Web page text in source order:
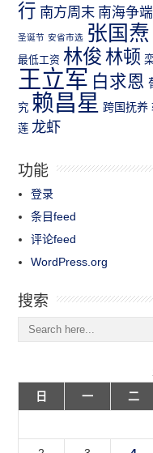
行 南方周末 南海争端
圣诞节 安省市选 张国焘
最低工资 林俊 林顿
王立军 白求恩
究 赖昌星 跨国抚养
莲 龙虾
功能
登录
条目feed
评论feed
WordPress.org
搜索
日
一 二